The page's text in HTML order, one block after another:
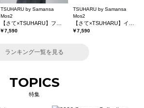
TSUHARU by Samansa
Mos2
￥7,590
TSUHARU by Samansa
Mos2
￥7,590
ランキング一覧を見る
TOPICS
特集